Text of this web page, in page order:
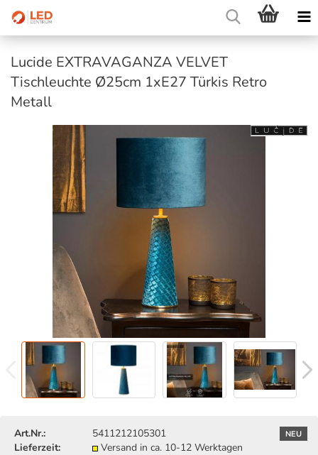
Lucide EXTRAVAGANZA VELVET
Tischleuchte Ø25cm 1xE27 Türkis Retro
Metall
NEU
Art.Nr.:
5411212105301
Lieferzeit:
Versand in ca. 10-12 Werktagen